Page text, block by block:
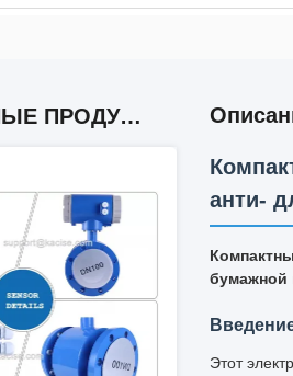
СОБЩЕННЫЕ ПРОДУКТЫ
анти-
бумажной
Этот